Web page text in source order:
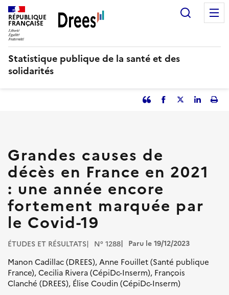
Aller
au
contenu
principal
RÉPUBLIQUE
FRANÇAISE
Statistique publique de la santé et des
solidarités
Partager
que
citation
Facebook
Partager
Partager
Grandes causes de
décès en France en 2021
: une année encore
fortement marquée par
le Covid-19
ÉTUDES ET RÉSULTATS N° 1288 Paru le 19/12/2023
Manon Cadillac (DREES), Anne Fouillet (Santé publique
France), Cecilia Rivera (CépiDc-Inserm), François
Clanché (DREES), Élise Coudin (CépiDc-Inserm)